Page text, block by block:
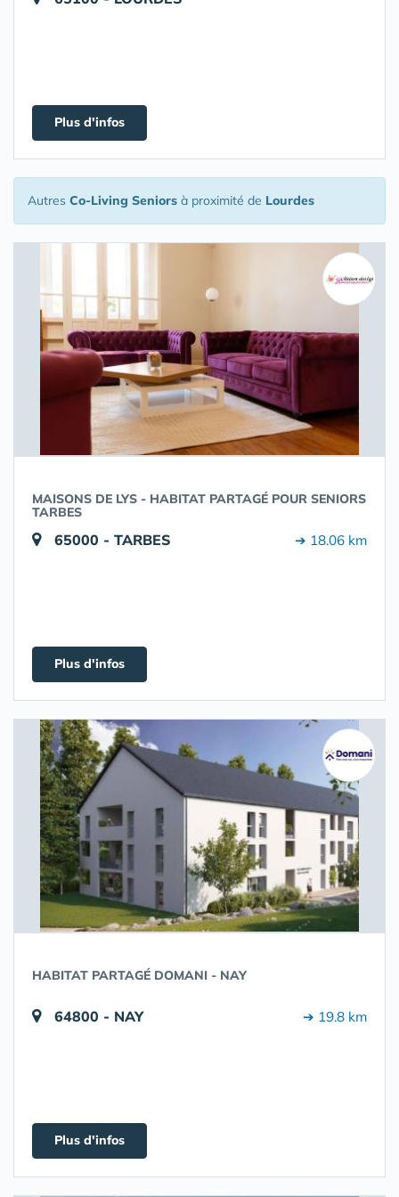
Plus d'infos
Autres Co-Living Seniors à proximité de Lourdes
MAISONS DE LYS - HABITAT PARTAGÉ POUR SENIORS
TARBES
65000 - TARBES ➔ 18.06 km
Plus d'infos
HABITAT PARTAGÉ DOMANI - NAY
64800 - NAY ➔ 19.8 km
Plus d'infos